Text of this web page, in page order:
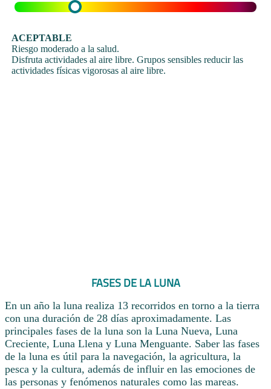
ACEPTABLE
Riesgo moderado a la salud.
Disfruta actividades al aire libre. Grupos sensibles reducir las
actividades físicas vigorosas al aire libre.
FASES DE LA LUNA
En un año la luna realiza 13 recorridos en torno a la tierra
con una duración de 28 días aproximadamente. Las
principales fases de la luna son la Luna Nueva, Luna
Creciente, Luna Llena y Luna Menguante. Saber las fases
de la luna es útil para la navegación, la agricultura, la
pesca y la cultura, además de influir en las emociones de
las personas y fenómenos naturales como las mareas.